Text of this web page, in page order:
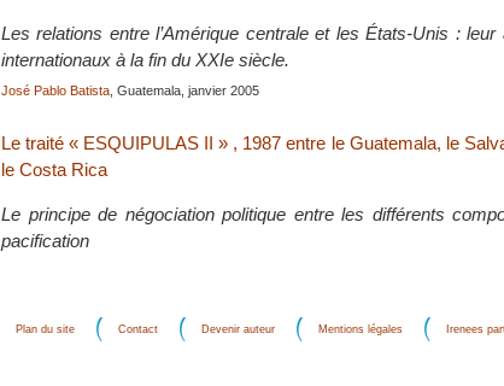
Les relations entre l’Amérique centrale et les États-Unis :
internationaux à la fin du XXIe siècle.
José Pablo Batista , Guatemala, janvier 2005
Le traité « ESQUIPULAS II » , 1987 entre le Guatemala, le
le Costa Rica
Le principe de négociation politique entre les différents
pacification
Plan du site Contact Devenir auteur Mentions légales Irenees